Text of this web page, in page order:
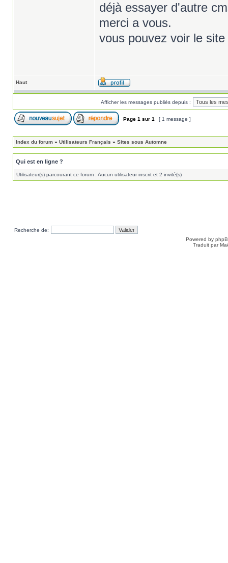
déjà essayer d'autre
merci a vous.
vous pouvez voir le site
Haut
Afficher les messages publiés depuis :
Page 1 sur 1 [ 1 message ]
Index du forum » Utilisateurs Français » Sites sous Automne
Qui est en ligne ?
Utilisateur(s) parcourant ce forum : Aucun utilisateur inscrit et 2 invité(s)
Recherche de:
Powered by
Traduit par